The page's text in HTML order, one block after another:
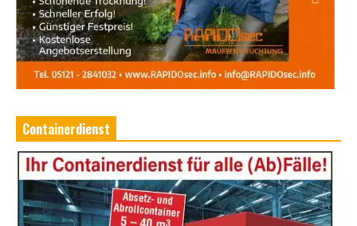
Containerdienst